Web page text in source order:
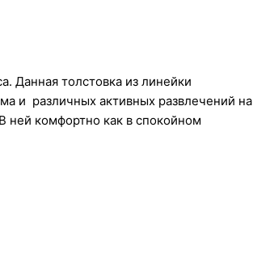
Данная толстовка из линейки
и различных активных развлечений на
ней комфортно как в спокойном